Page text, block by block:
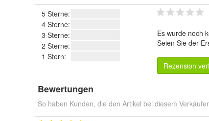
5 Sterne:
4 Sterne:
3 Sterne:
2 Sterne:
1 Stern:
Es wurde noch
Seien Sie der
Rezension
Bewertungen
So haben Kunden, die den Artikel bei diesem